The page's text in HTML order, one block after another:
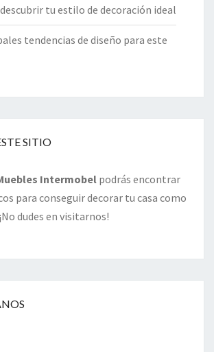
tu estilo de decoración ideal
tendencias de diseño para este
SITIO
Intermobel podrás encontrar
para conseguir decorar tu casa como
dudes en visitarnos!